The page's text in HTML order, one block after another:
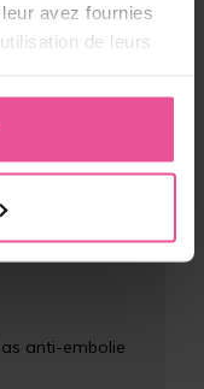
avez fournies
de leurs
anti-embolie